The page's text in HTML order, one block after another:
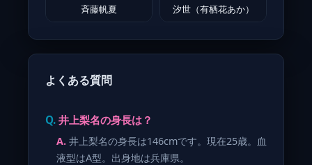
斉藤帆夏 汐世（有栖花あか）
よくある質問
井上梨名の身長は？
井上梨名の身長は146cmです。現在25歳。血
液型はA型。出身地は兵庫県。